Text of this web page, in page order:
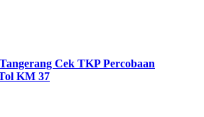
Cek TKP Percobaan
KM 37